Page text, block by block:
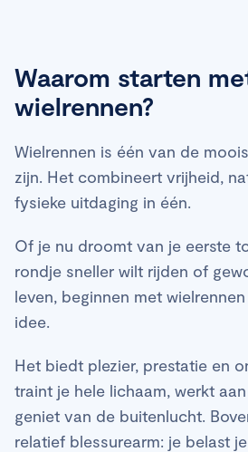
Waarom starten
wielrennen?
Wielrennen is één van de
zijn. Het combineert vrijheid,
fysieke uitdaging in één.
Of je nu droomt van je eerste
rondje sneller wilt rijden of
leven, beginnen met
idee.
Het biedt plezier, prestatie en
traint je hele lichaam, werkt
geniet van de buitenlucht.
relatief blessurearm: je belast